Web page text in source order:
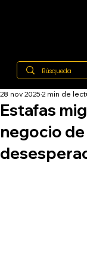
Estafas
negocio de
28 nov 2025 2 min de